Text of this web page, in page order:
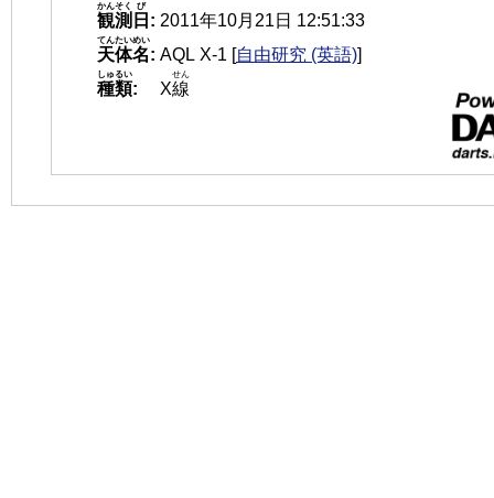
観測
かんそく
日
び
: 2011年10月21日 12:51:33
天体名
てんたいめい
: AQL X-1 [自由研究 (英語)]
種類
しゅるい
: X線
せん